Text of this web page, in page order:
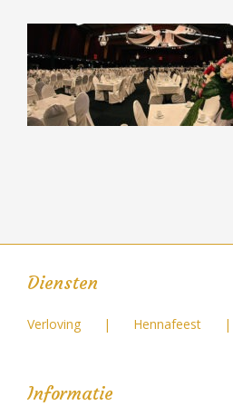
Diensten
Verloving Hennafeest
Informatie